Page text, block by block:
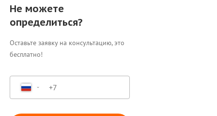
Не можете
определиться?
Оставьте заявку на консультацию, это
бесплатно!